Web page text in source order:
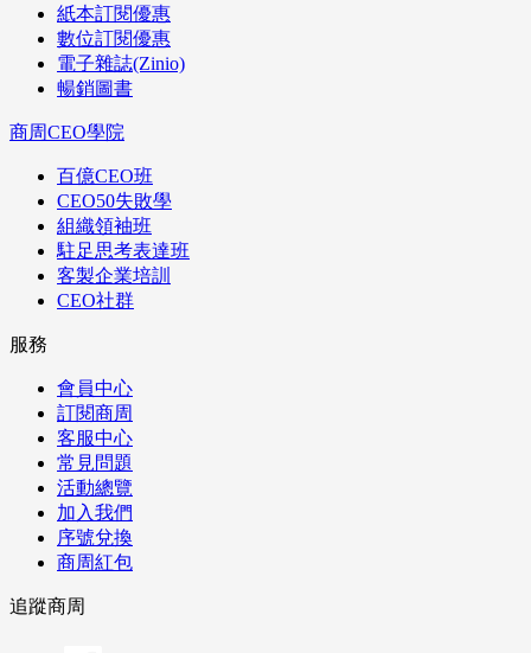
紙本訂閱優惠
數位訂閱優惠
電子雜誌(Zinio)
暢銷圖書
商周CEO學院
百億CEO班
CEO50失敗學
組織領袖班
駐足思考表達班
客製企業培訓
CEO社群
服務
會員中心
訂閱商周
客服中心
常見問題
活動總覽
加入我們
序號兌換
商周紅包
追蹤商周